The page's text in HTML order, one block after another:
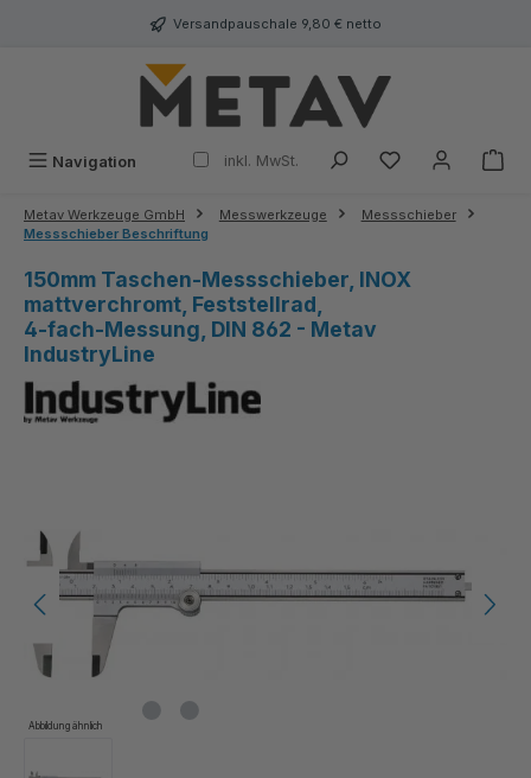
Versandpauschale 9,80 € netto
Navigation inkl. MwSt.
Metav Werkzeuge GmbH Messwerkzeuge
Messschieber
Messschieber Beschriftung
150mm Taschen-Messschieber, INOX
mattverchromt, Feststellrad,
4‑fach‑Messung, DIN 862 - Metav
IndustryLine
Abbildung ähnlich